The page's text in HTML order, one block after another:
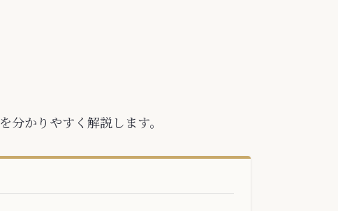
を分かりやすく解説します。